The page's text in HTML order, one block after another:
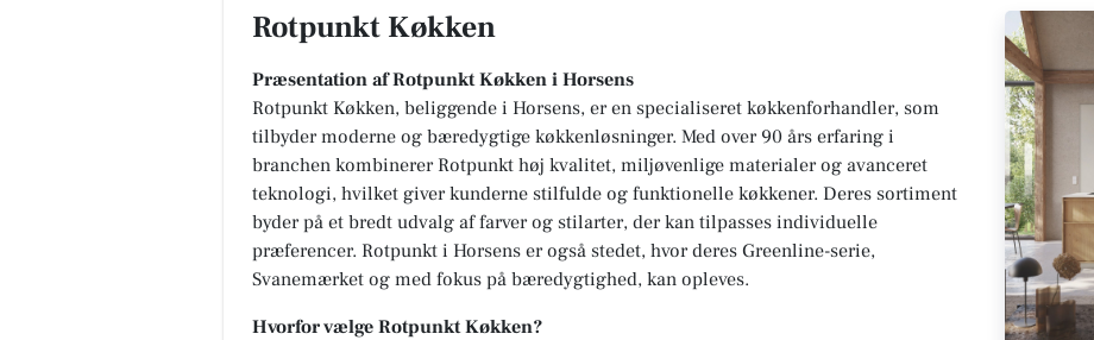
Rotpunkt Køkken
Præsentation af Rotpunkt Køkken i Horsens
Rotpunkt Køkken, beliggende i Horsens, er en specialiseret køkkenforhandler, som
tilbyder moderne og bæredygtige køkkenløsninger. Med over 90 års erfaring i
branchen kombinerer Rotpunkt høj kvalitet, miljøvenlige materialer og avanceret
teknologi, hvilket giver kunderne stilfulde og funktionelle køkkener. Deres sortiment
byder på et bredt udvalg af farver og stilarter, der kan tilpasses individuelle
præferencer. Rotpunkt i Horsens er også stedet, hvor deres Greenline-serie,
Svanemærket og med fokus på bæredygtighed, kan opleves.
Hvorfor vælge Rotpunkt Køkken?